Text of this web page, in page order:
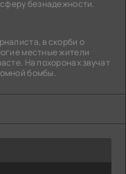
безнадежности.
в скорби о
местные жители
На похоронах звучат
бомбы.